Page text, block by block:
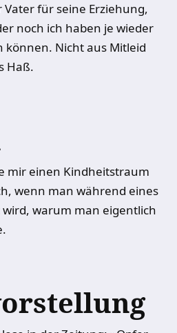
für seine Erziehung,
noch ich haben je wieder
können. Nicht aus Mitleid
Haß.
mir einen Kindheitstraum
wenn man während eines
warum man eigentlich